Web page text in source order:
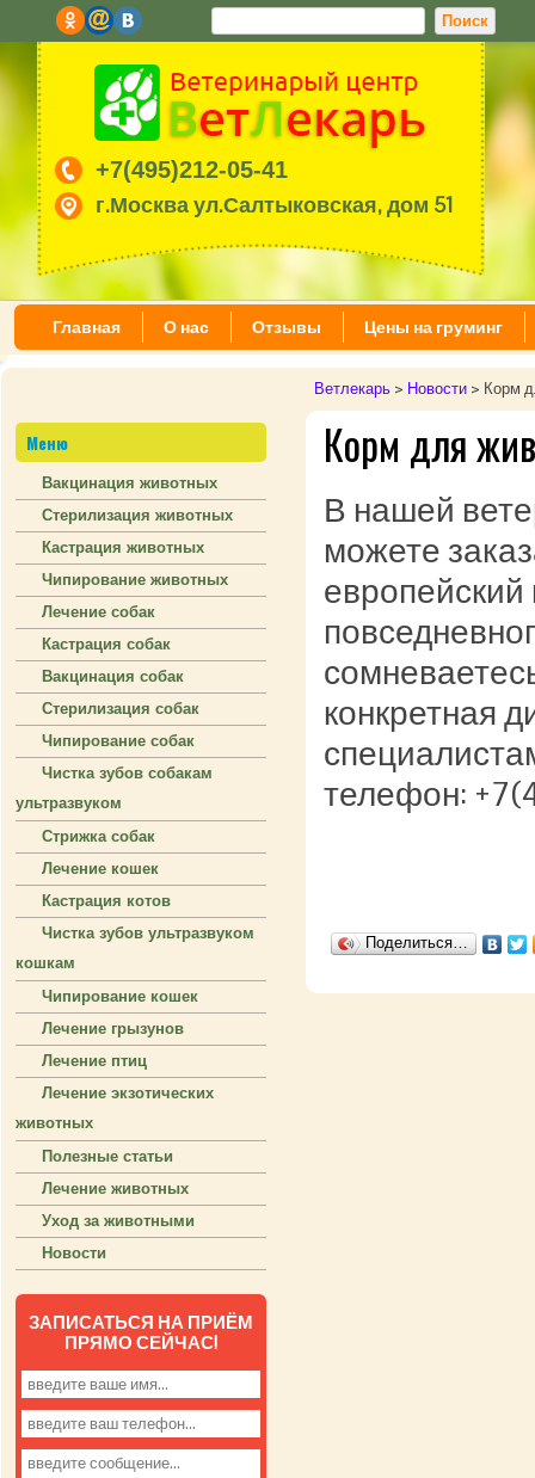
+7(495)212-05-41
г.Москва ул.Салтыковская, дом 51
Главная О нас Отзывы Цены на груминг
Ветлекарь > Новости > Корм
Корм для
В нашей
можете
европейский
конкретная
телефон:
Поделиться…
Меню
Вакцинация животных
Стерилизация животных
Кастрация животных
Чипирование животных
Лечение собак
Кастрация собак
Вакцинация собак
Стерилизация собак
Чипирование собак
Чистка зубов собакам
ультразвуком
Стрижка собак
Лечение кошек
Кастрация котов
Чистка зубов ультразвуком
кошкам
Чипирование кошек
Лечение грызунов
Лечение птиц
Лечение экзотических
животных
Полезные статьи
Лечение животных
Уход за животными
Новости
ЗАПИСАТЬСЯ НА ПРИЁМ
ПРЯМО СЕЙЧАС!